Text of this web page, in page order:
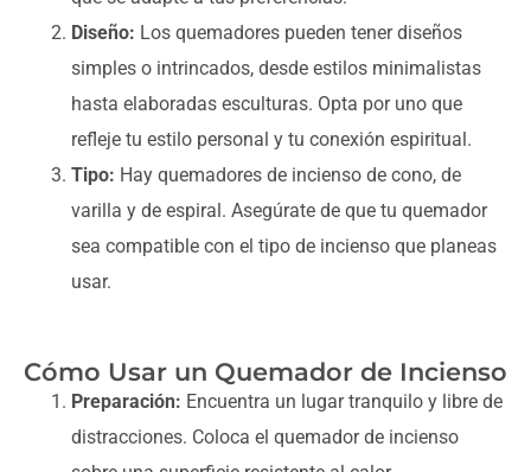
Diseño: Los quemadores pueden tener diseños
simples o intrincados, desde estilos minimalistas
hasta elaboradas esculturas. Opta por uno que
refleje tu estilo personal y tu conexión espiritual.
Tipo: Hay quemadores de incienso de cono, de
varilla y de espiral. Asegúrate de que tu quemador
sea compatible con el tipo de incienso que planeas
usar.
Cómo Usar un Quemador de Incienso
Preparación: Encuentra un lugar tranquilo y libre de
distracciones. Coloca el quemador de incienso